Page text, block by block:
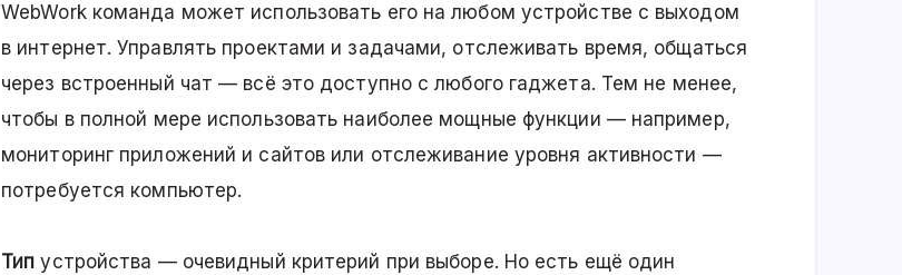
WebWork команда может использовать его на любом устройстве с выходом
в интернет. Управлять проектами и задачами, отслеживать время, общаться
через встроенный чат — всё это доступно с любого гаджета. Тем не менее,
чтобы в полной мере использовать наиболее мощные функции — например,
мониторинг приложений и сайтов или отслеживание уровня активности —
потребуется компьютер.
Тип устройства — очевидный критерий при выборе. Но есть ещё один